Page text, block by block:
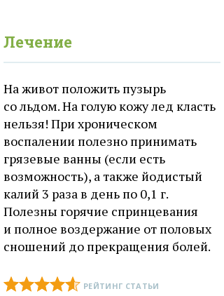
Лечение
На живот положить пузырь
со льдом. На голую кожу лед класть
нельзя! При хроническом
воспалении полезно принимать
грязевые ванны (если есть
возможность), а также йодистый
калий 3 раза в день по 0,1 г.
Полезны горячие спринцевания
и полное воздержание от половых
сношений до прекращения болей.
РЕЙТИНГ СТАТЬИ